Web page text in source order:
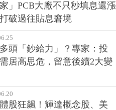
家」PCB大廠不只秒填息還漲
破過往貼息窘境
頭「鈔給力」？專家：投
居高思危，留意後續2大變
股狂飆！輝達概念股、美